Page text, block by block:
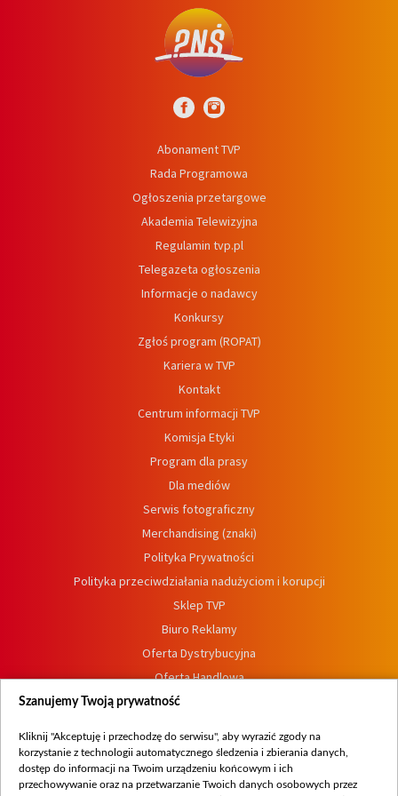
Abonament TVP
Rada Programowa
Ogłoszenia przetargowe
Akademia Telewizyjna
Regulamin tvp.pl
Telegazeta ogłoszenia
Informacje o nadawcy
Konkursy
Zgłoś program (ROPAT)
Kariera w TVP
Kontakt
Centrum informacji TVP
Komisja Etyki
Program dla prasy
Dla mediów
Serwis fotograficzny
Merchandising (znaki)
Polityka Prywatności
Polityka przeciwdziałania nadużyciom i korupcji
Sklep TVP
Biuro Reklamy
Oferta Dystrybucyjna
Oferta Handlowa
Dostępność
Procedura zgłoszeń wewnętrznych
Szanujemy Twoją prywatność
Kliknij "Akceptuję i przechodzę do serwisu", aby wyrazić zgody na
korzystanie z technologii automatycznego śledzenia i zbierania danych,
dostęp do informacji na Twoim urządzeniu końcowym i ich
przechowywanie oraz na przetwarzanie Twoich danych osobowych przez